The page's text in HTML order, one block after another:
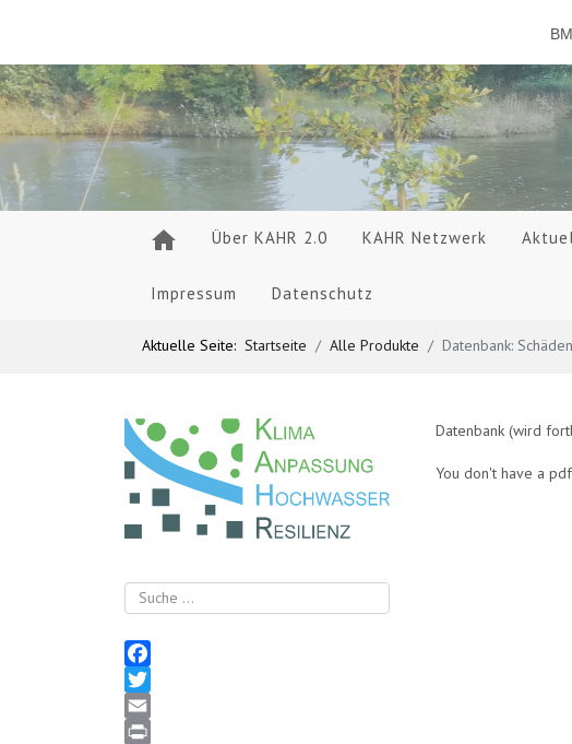
Über KAHR 2.0 KAHR Netzwerk
Impressum Datenschutz
Aktuelle Seite: Startseite Alle Produkte Datenbank:
Suchen
Facebook
Twitter
Email
Datenbank (wird
You don't have a